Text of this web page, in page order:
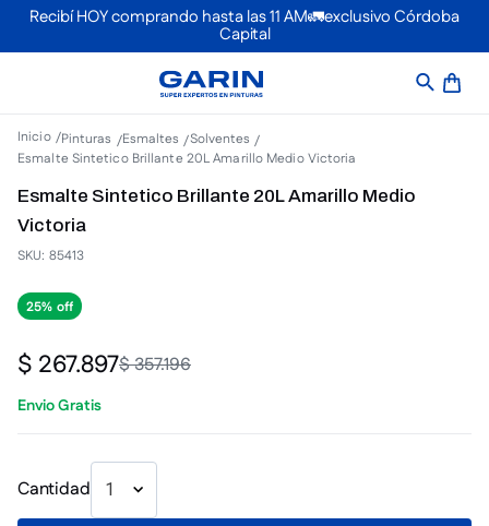
Recibí HOY comprando hasta las 11 AM🚛exclusivo Córdoba
Capital
Pinturas Esmaltes
Solventes
Esmalte Sintetico Brillante 20L Amarillo Medio Victoria
Esmalte Sintetico Brillante 20L Amarillo Medio
Victoria
SKU: 85413
25%
$357.196
$ 267.897
Envio Gratis
Cantidad 1